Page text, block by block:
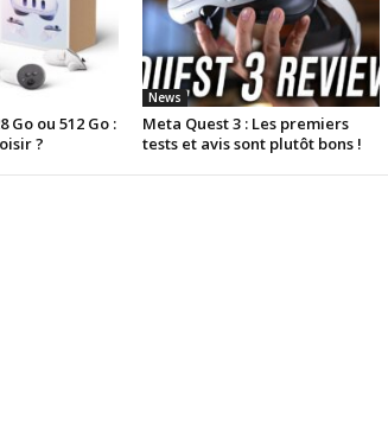
Go ou 512 Go :
?
News
Meta Quest 3 : Les premiers
tests et avis sont plutôt bons !